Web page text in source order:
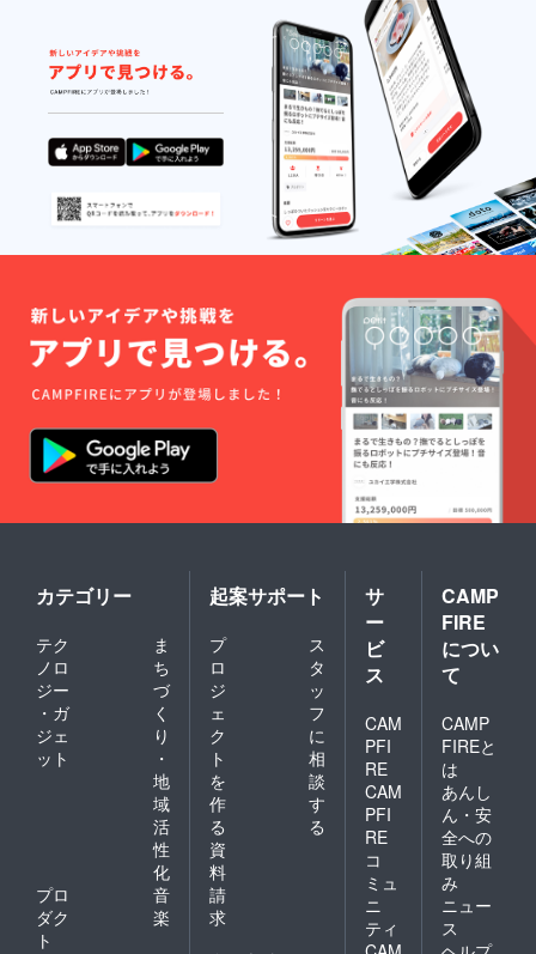
【お願
い】 ※
鑑定は
100％の
効果効
能を保
証する
もので
はござ
いませ
ん。 鑑
定内容
に不満
を感じ
として
も、返
金等の
対応は
出来兼
ねます
ので、
あらか
じめご
ださ
い。
カテゴリー
テク
ノロ
ジー
・ガ
ジェ
ット
ま
ち
づ
く
り
・
地
域
活
性
化
プロ
ダク
ト
音
楽
起案サポート
プ
ロ
ジ
ェ
ク
ト
を
作
る
ス
タ
ッ
フ
に
相
談
す
る
資
料
請
求
サ
ー
ビ
ス
CAM
PFI
RE
CAM
PFI
RE
コ
ミュ
ニ
ティ
CAMP
FIRE
につい
て
CAMP
FIREと
は
あんし
ん・安
全への
取り組
み
ニュー
ス